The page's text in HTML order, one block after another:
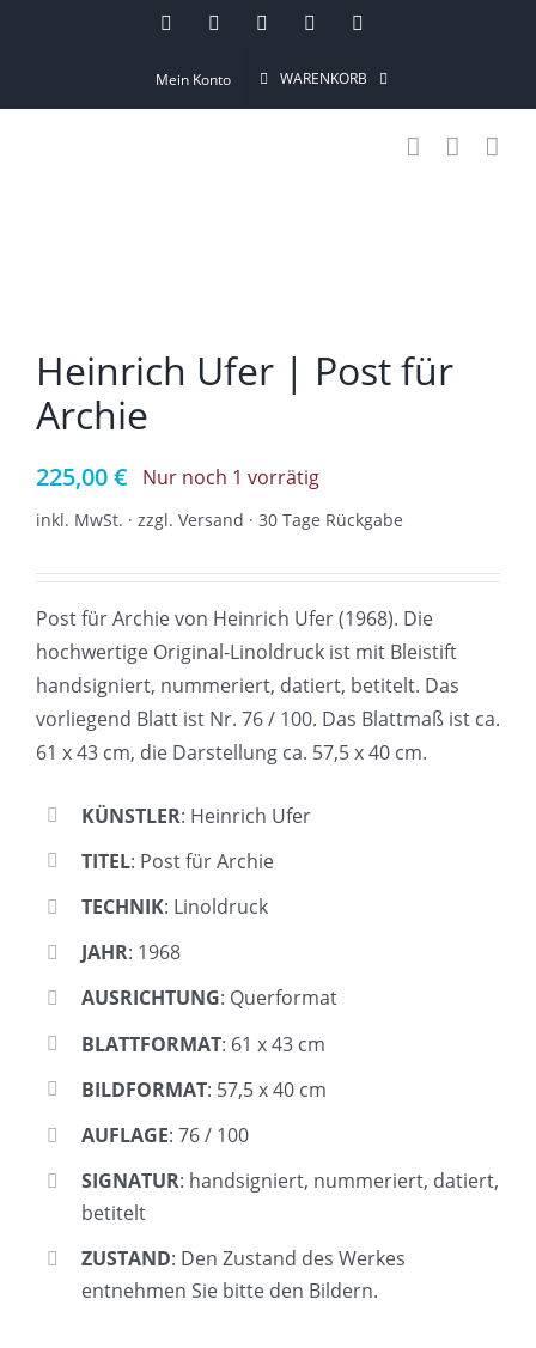
InstagramPinterestFacebookYouTube
Mein Konto WARENKORB
Heinrich Ufer | Post für
Archie
225,00€ Nur noch 1 vorrätig
inkl. MwSt. · zzgl. Versand · 30 Tage Rückgabe
Post für Archie von Heinrich Ufer (1968). Die
hochwertige Original-Linoldruck ist mit Bleistift
handsigniert, nummeriert, datiert, betitelt. Das
vorliegend Blatt ist Nr. 76 / 100. Das Blattmaß ist ca.
61 x 43 cm, die Darstellung ca. 57,5 x 40 cm.
KÜNSTLER: Heinrich Ufer
TITEL: Post für Archie
TECHNIK: Linoldruck
JAHR: 1968
AUSRICHTUNG: Querformat
BLATTFORMAT: 61 x 43 cm
BILDFORMAT: 57,5 x 40 cm
AUFLAGE: 76 / 100
SIGNATUR: handsigniert, nummeriert, datiert,
betitelt
ZUSTAND: Den Zustand des Werkes
entnehmen Sie bitte den Bildern.